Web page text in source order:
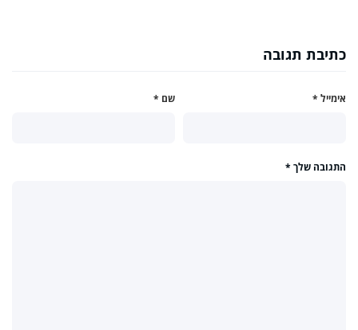
כתיבת תגובה
שם * אימייל *
התגובה שלך *